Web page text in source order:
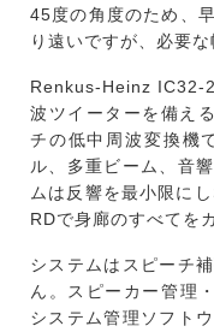
45度の角度のため、
り遠いですが、必要な
Renkus-Heinz IC32-
波ツイーターを備え
チの低中周波変換機
ル、多重ビーム、音
ムは反響を最小限に
RDで身廊のすべてを
システムはスピーチ
ん。スピーカー管理
システム管理ソフト